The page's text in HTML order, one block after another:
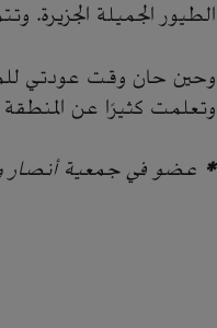
الطيور الجميلة الجزيرة.
وحين حان وقت عودتي
وتعلمت كثيرًا عن
* عضو في جمعية أنصار